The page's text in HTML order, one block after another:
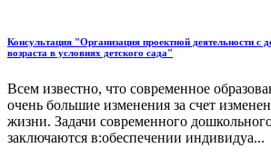
Консультация "Организация проектной деятельности с
возраста в условиях детского сада"
Всем известно, что современное
очень большие изменения за счет
жизни. Задачи современного
заключаются в:обеспечении индивидуа...